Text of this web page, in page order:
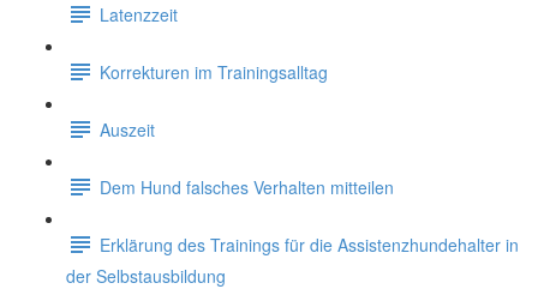
Latenzzeit
Korrekturen im Trainingsalltag
Auszeit
Dem Hund falsches Verhalten mitteilen
Erklärung des Trainings für die Assistenzhundehalter in
der Selbstausbildung